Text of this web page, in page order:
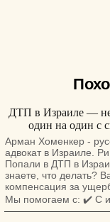
ДТП в Израиле — не
один на один с
Арман Хоменкер -
адвокат в Израиле.
Попали в ДТП в
знаете, что делать?
компенсация за
Мы помогаем с: ✔️ С